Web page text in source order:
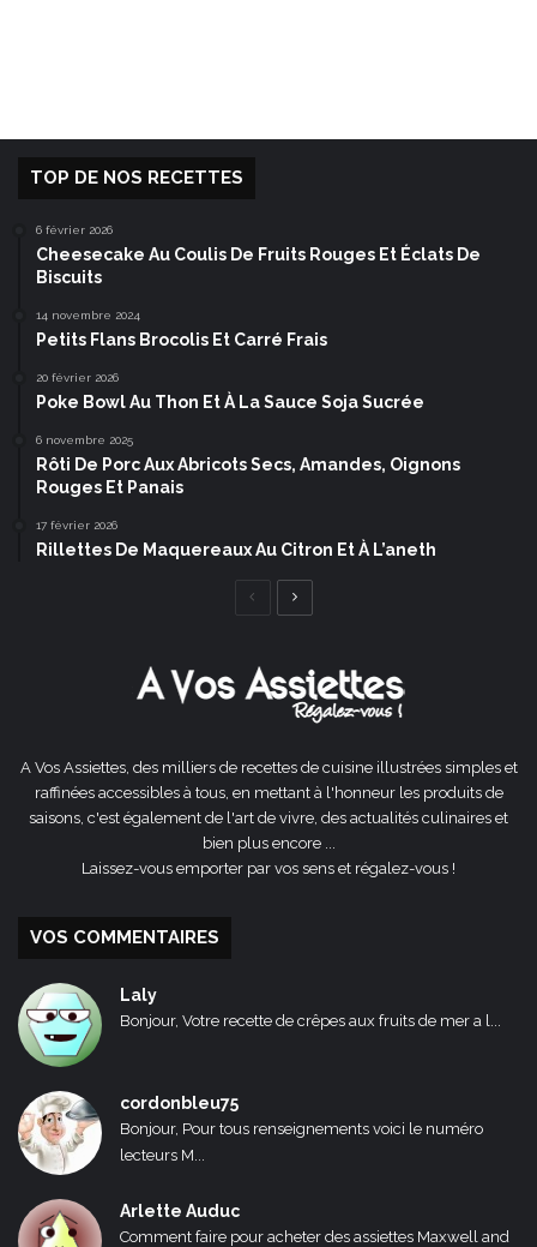
TOP DE NOS RECETTES
6 février 2026
Cheesecake Au Coulis De Fruits Rouges Et Éclats De
Biscuits
14 novembre 2024
Petits Flans Brocolis Et Carré Frais
20 février 2026
Poke Bowl Au Thon Et À La Sauce Soja Sucrée
6 novembre 2025
Rôti De Porc Aux Abricots Secs, Amandes, Oignons
Rouges Et Panais
17 février 2026
Rillettes De Maquereaux Au Citron Et À L’aneth
Page
A Vos Assiettes, des milliers de recettes de cuisine illustrées simples et
raffinées accessibles à tous, en mettant à l'honneur les produits de
saisons, c'est également de l'art de vivre, des actualités culinaires et
bien plus encore ...
Laissez-vous emporter par vos sens et régalez-vous !
VOS COMMENTAIRES
Laly
Bonjour, Votre recette de crêpes aux fruits de mer a l...
cordonbleu75
Bonjour, Pour tous renseignements voici le numéro
lecteurs M...
Arlette Auduc
Comment faire pour acheter des assiettes Maxwell and